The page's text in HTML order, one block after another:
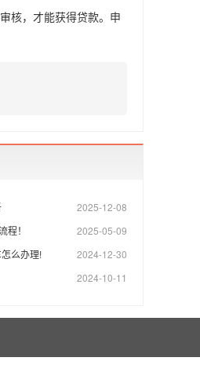
核，才能获得贷款。申
2025-12-08
2025-05-09
！
2024-12-30
么办理!
2024-10-11